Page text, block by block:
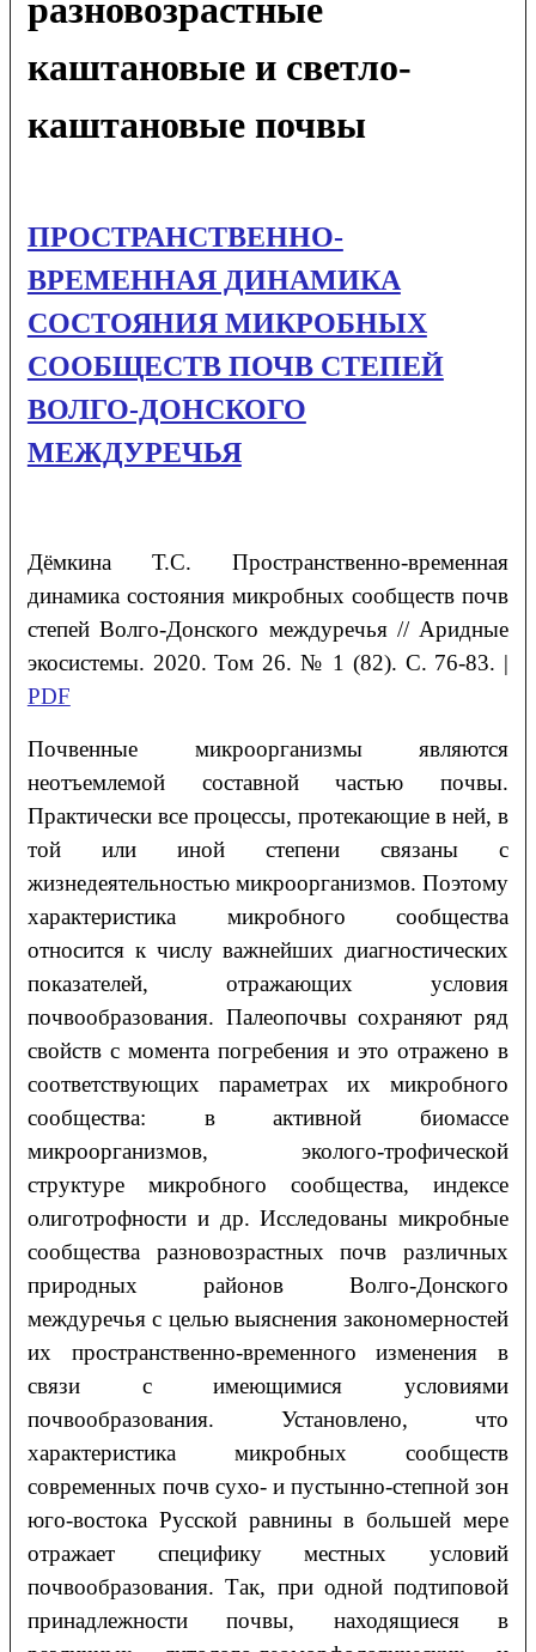
разновозрастные
каштановые и светло-
каштановые почвы
ПРОСТРАНСТВЕННО-
ВРЕМЕННАЯ ДИНАМИКА
СОСТОЯНИЯ МИКРОБНЫХ
СООБЩЕСТВ ПОЧВ СТЕПЕЙ
ВОЛГО-ДОНСКОГО
МЕЖДУРЕЧЬЯ
Дёмкина Т.С.Пространственно-временная
динамика состояния микробных сообществ почв
степей Волго-Донского междуречья // Аридные
экосистемы. 2020. Том 26. № 1 (82). С. 76-83. |
PDF
Почвенные микроорганизмы являются
неотъемлемой составной частью почвы.
Практически все процессы, протекающие в ней, в
той или иной степени связаны с
жизнедеятельностью микроорганизмов. Поэтому
характеристика микробного сообщества
относится к числу важнейших диагностических
показателей, отражающих условия
почвообразования. Палеопочвы сохраняют ряд
свойств с момента погребения и это отражено в
соответствующих параметрах их микробного
сообщества: в активной биомассе
микроорганизмов, эколого-трофической
структуре микробного сообщества, индексе
олиготрофности и др. Исследованы микробные
сообщества разновозрастных почв различных
природных районов Волго-Донского
междуречья с целью выяснения закономерностей
их пространственно-временного изменения в
связи с имеющимися условиями
почвообразования. Установлено, что
характеристика микробных сообществ
современных почв сухо- и пустынно-степной зон
юго-востока Русской равнины в большей мере
отражает специфику местных условий
почвообразования. Так, при одной подтиповой
принадлежности почвы, находящиеся в